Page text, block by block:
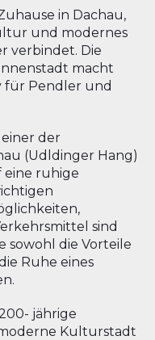
in Dachau,
und modernes
verbindet. Die
macht
für Pendler und
der
(Udldinger Hang)
eine ruhige
sind
sowohl die Vorteile
Ruhe eines
jährige
Kulturstadt